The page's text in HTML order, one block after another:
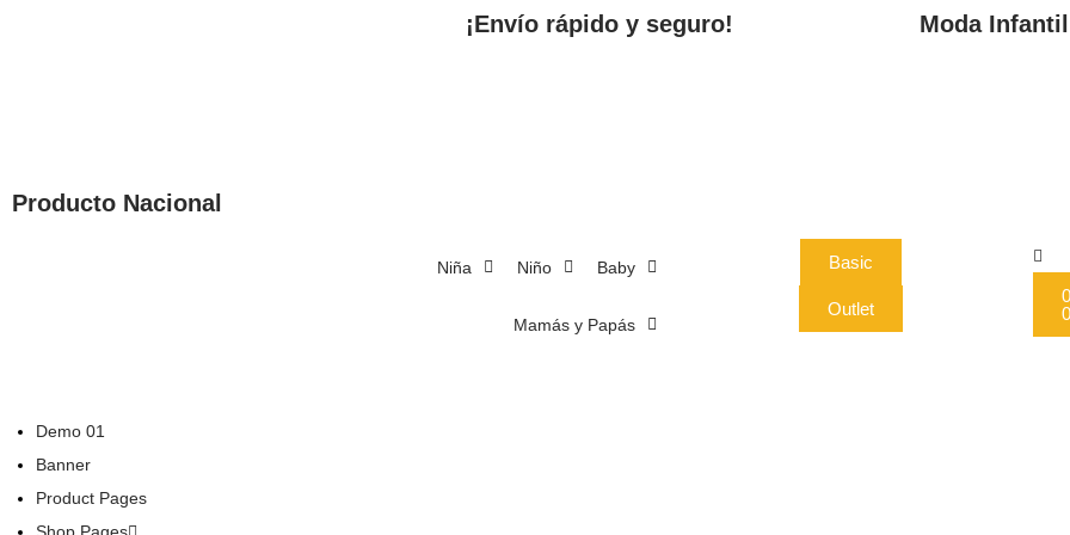
Producto Nacional
¡Envío rápido y seguro! Moda Infantil
Niña Niño Baby
Mamás y Papás
Basic
Outlet
0
Demo 01
Banner
Product Pages